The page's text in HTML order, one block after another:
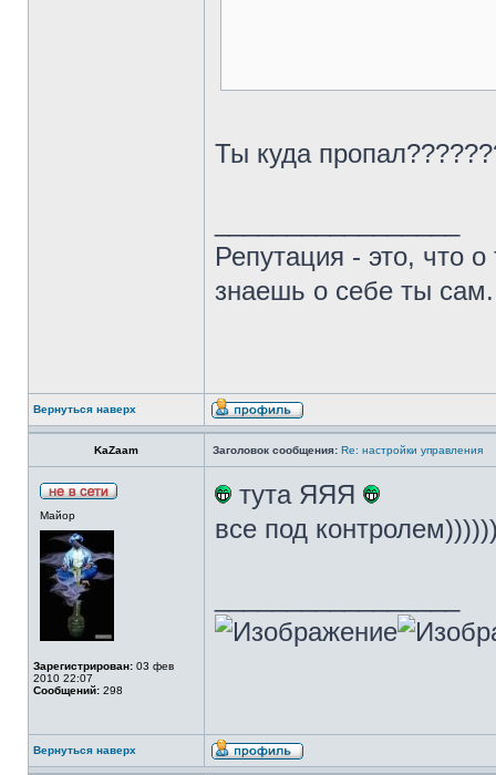
Ты куда
Репутация - это, что
знаешь о себе ты сам.
Вернуться наверх
KaZaam Заголовок сообщения: Re: настройки управления
Майор
Зарегистрирован: 03 фев
2010 22:07
Сообщений: 298
тута ЯЯЯ
все под
Вернуться наверх